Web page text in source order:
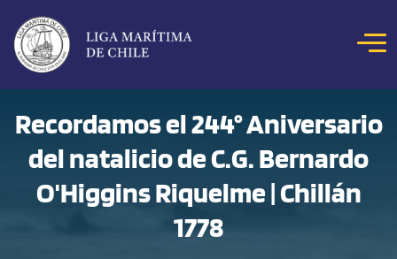
NOSOTROS
COLOQUIOS
NOTICIAS
CONCURSOS
Recordamos el 244° Aniversario
del natalicio de C.G. Bernardo
O'Higgins Riquelme | Chillán
1778